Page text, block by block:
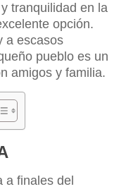
tranquilidad en la
opción.
a escasos
pueblo es un
amigos y familia.
a finales del